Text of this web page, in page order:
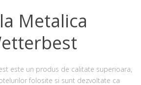
Metalica
este un produs de calitate superioara,
folosite si sunt dezvoltate ca